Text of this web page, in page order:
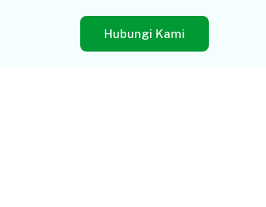
Hubungi Kami